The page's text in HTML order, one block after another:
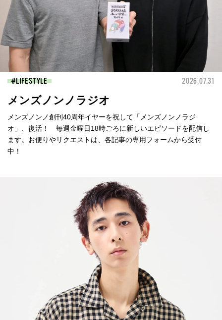
LIFESTYLE 2026.07.31
メンズノンノラジオ
メンズノンノ創刊40周年イヤーを祝して「メンズノンノラジ
オ」、復活！ 毎週金曜日18時ごろに新しいエピソードを配信し
ます。お便りやリクエストは、各記事の専用フォームから受付
中！